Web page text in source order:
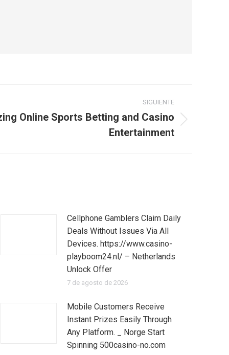
SIGUIENTE
Online Sports Betting and Casino
Entertainment
Cellphone Gamblers Claim Daily
Deals Without Issues Via All
Devices. https://www.casino-
playboom24.nl/ – Netherlands
Unlock Offer
7 de agosto de 2026
Mobile Customers Receive
Instant Prizes Easily Through
Any Platform. _ Norge Start
Spinning 500casino-no.com